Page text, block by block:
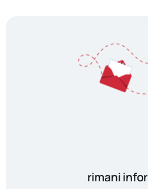
rimani